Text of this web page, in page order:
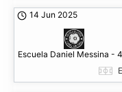
14 Jun 2025
Escuela Daniel Messina -